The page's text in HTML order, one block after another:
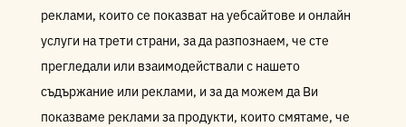
реклами, които се показват на уебсайтове и онлайн
услуги на трети страни, за да разпознаем, че сте
прегледали или взаимодействали с нашето
съдържание или реклами, и за да можем да Ви
показваме реклами за продукти, които смятаме, че